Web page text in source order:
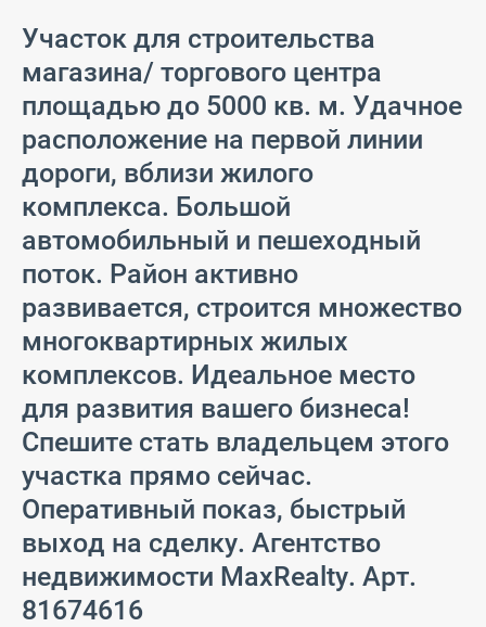
Участок для строительства
магазина/ торгового центра
площадью до 5000 кв. м. Удачное
расположение на первой линии
дороги, вблизи жилого
комплекса. Большой
автомобильный и пешеходный
поток. Район активно
развивается, строится множество
многоквартирных жилых
комплексов. Идеальное место
для развития вашего бизнеса!
Спешите стать владельцем этого
участка прямо сейчас.
Оперативный показ, быстрый
выход на сделку. Агентство
недвижимости MaxRealty. Арт.
81674616